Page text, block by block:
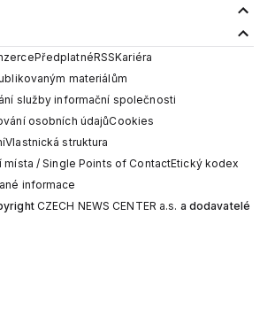
PředplatnéRSSKariéra
materiálům
služby informační společnosti
osobních údajůCookies
Vlastnická struktura
místa / Single Points of ContactEtický kodex
informace
CZECH NEWS CENTER a.s. a dodavatelé